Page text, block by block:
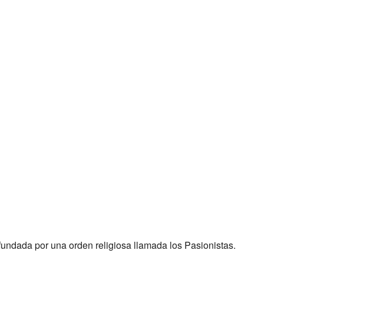
por una orden religiosa llamada los Pasionistas.